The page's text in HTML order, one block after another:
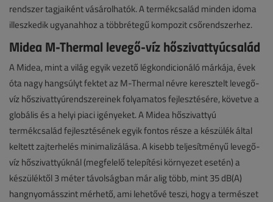
rendszer tagjaiként vásárolhatók. A termékcsalád minden idoma
illeszkedik ugyanahhoz a többrétegű kompozit csőrendszerhez.
Midea M-Thermal levegő-víz hőszivattyúcsalád
A Midea, mint a világ egyik vezető légkondicionáló márkája, évek
óta nagy hangsúlyt fektet az M-Thermal névre keresztelt levegő-
víz hőszivattyúrendszereinek folyamatos fejlesztésére, követve a
globális és a helyi piaci igényeket. A Midea hőszivattyú
termékcsalád fejlesztésének egyik fontos része a készülék által
keltett zajterhelés minimalizálása. A kisebb teljesítményű levegő-
víz hőszivattyúknál (megfelelő telepítési környezet esetén) a
készüléktől 3 méter távolságban már alig több, mint 35 dB(A)
hangnyomásszint mérhető, ami lehetővé teszi, hogy a természet